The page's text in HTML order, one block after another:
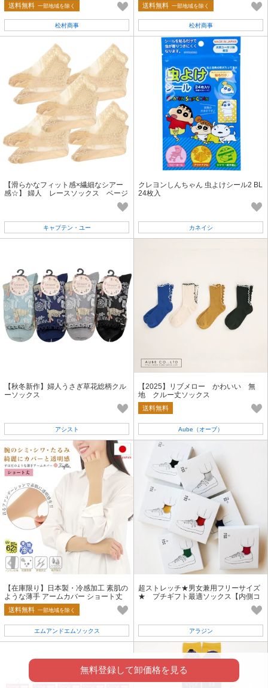
送料無料 一部地域を除く
松村商事
送料無料 一部地域を除く
松村商事
【滑らかなフィット感×繊細なシアー
感☆】 婦人 レースソックス ベージ
キャプテン・ユー
クレヨンしんちゃん 虫よけシール2 BL
24枚入
カネイシ
【秋冬新作】婦人うさぎ草花総柄クル
ーソックス
アシスト
【2025】リブメロー かわいい 無
地 クルー丈ソックス
送料無料
Aube（オーブ）
【在庫限り】日本製・冷感加工 素肌の
ような薄手 アームカバー ショート丈
送料無料 一部地域を除く
エムアンドエムソックス
超ストレッチ★男女兼用フリーサイズ
★ プチギフト最適ソックス【内側コ
ットン】 【レディース＆メンズ】
アラジン
無料登録して卸価格を見る